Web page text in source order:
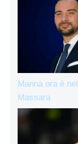
Manna ora è
Massara